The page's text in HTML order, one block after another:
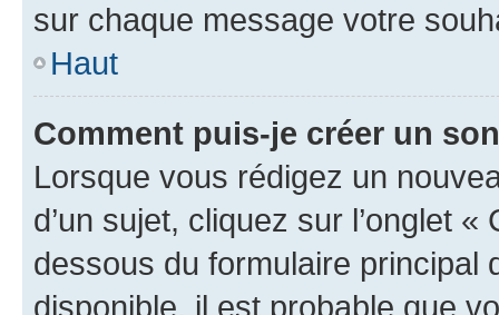
sur chaque message votre
Haut
Comment puis-je créer un
Lorsque vous rédigez un
d’un sujet, cliquez sur l’onglet
dessous du formulaire principal
disponible, il est probable que